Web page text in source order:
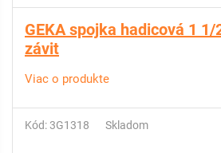
GEKA spojka hadicová 1 1/
závit
Viac o produkte
Kód: 3G1318 Skladom